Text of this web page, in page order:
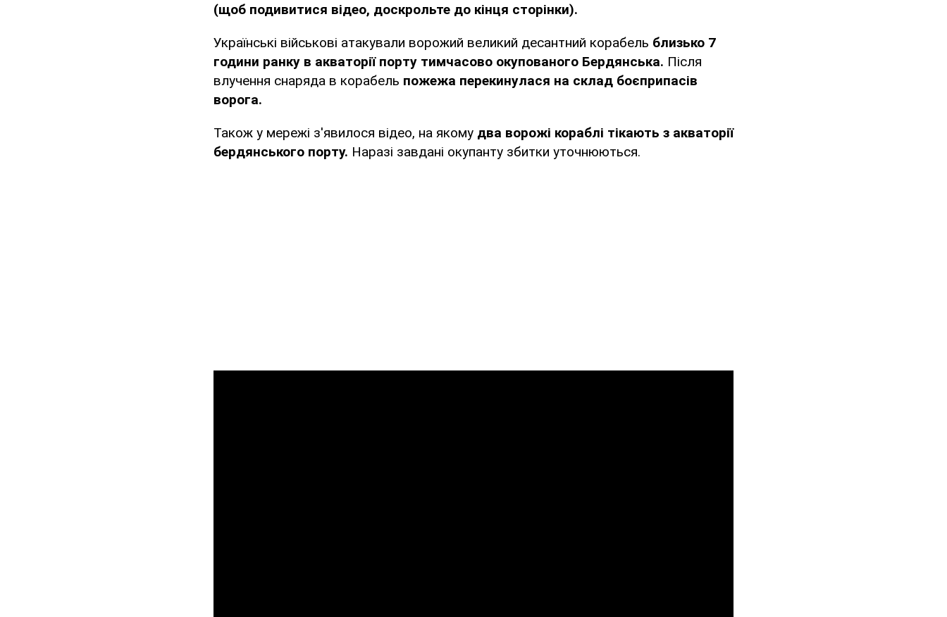
(щоб подивитися відео, доскрольте до кінця сторінки).
Українські військові атакували ворожий великий десантний корабель близько 7
години ранку в акваторії порту тимчасово окупованого Бердянська. Після
влучення снаряда в корабель пожежа перекинулася на склад боєприпасів
ворога.
Також у мережі з'явилося відео, на якому два ворожі кораблі тікають з акваторії
бердянського порту. Наразі завдані окупанту збитки уточнюються.